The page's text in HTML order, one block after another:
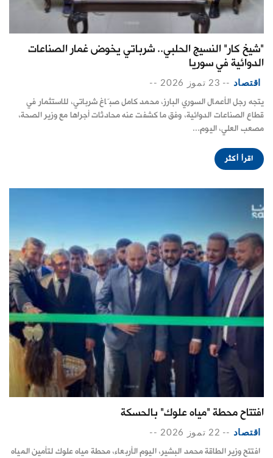
"شيخ كار" النسيج الحلبي.. شرباتي يخوض غمار الصناعات
الدوائية في سوريا
اقتصاد -- 23 تموز 2026 --
يتجه رجل الأعمال السوري البارز، محمد كامل صبّاغ شرباتي، للاستثمار في
قطاع الصناعات الدوائية، وفق ما كشفت عنه محادثات أجراها مع وزير الصحة،
مصعب العلي، اليوم...
اقرأ أكثر
افتتاح محطة "مياه علوك" بالحسكة
اقتصاد -- 22 تموز 2026 --
افتتح وزير الطاقة محمد البشير، اليوم الأربعاء، محطة مياه علوك لتأمين المياه